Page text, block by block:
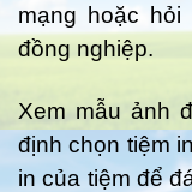
mạng hoặc
đồng nghiệp.
Xem mẫu ảnh
định chọn tiệm
in của tiệm để